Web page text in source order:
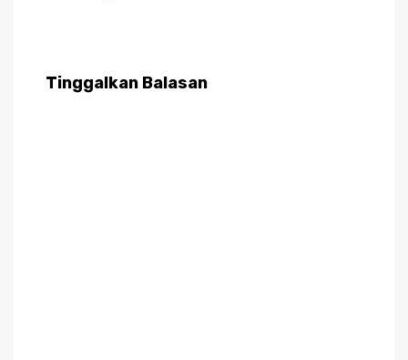
Tinggalkan Balasan